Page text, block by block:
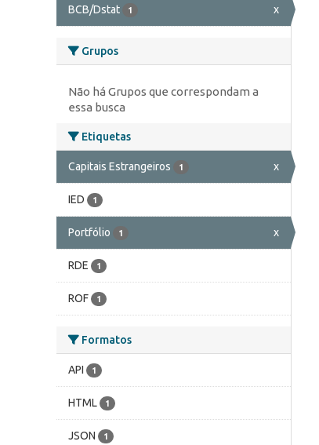
BCB/Dstat 1 x
Grupos
Não há Grupos que correspondam a
essa busca
Etiquetas
Capitais Estrangeiros 1 x
IED 1
Portfólio 1 x
RDE 1
ROF 1
Formatos
API 1
HTML 1
JSON 1